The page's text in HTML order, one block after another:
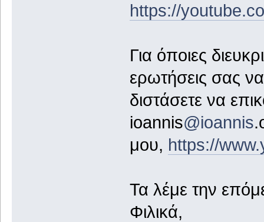
https://
Για όποιες
ερωτήσεις σας
διστάσετε να
ioannis@ioannis
μου, https://
Τα λέμε την
Φιλικά,